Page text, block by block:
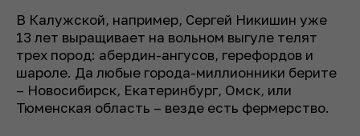
В Калужской, например, Сергей Никишин уже
13 лет выращивает на вольном выгуле телят
трех пород: абердин-ангусов, герефордов и
шароле. Да любые города-миллионники берите
– Новосибирск, Екатеринбург, Омск, или
Тюменская область – везде есть фермерство.